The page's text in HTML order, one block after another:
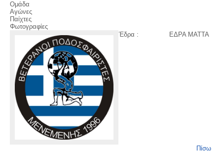
Ομάδα
Αγώνες
Παίχτες
Φωτογραφίες
Έδρα :
ΕΔΡΑ ΜΑΤΤΑ
Πίσω